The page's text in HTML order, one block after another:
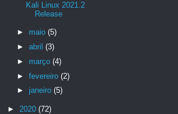
Kali Linux 2021.2
Release
► maio (5)
► abril (3)
► março (4)
► fevereiro (2)
► janeiro (5)
► 2020 (72)